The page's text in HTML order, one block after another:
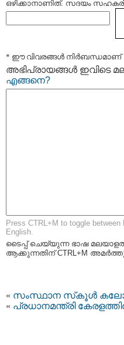
ഒഴിക്കാനാണിത്. സദയം
* ഈ വിവരങ്ങള്‍ നിര്‍ബന്ധമാണ്
അഭിപ്രായങ്ങള്‍ ഇവിടെ
എങ്ങനെ?
Press CTRL+M to toggle between
English.
ടൈപ്പ്‌ ചെയ്യുന്ന ഭാഷ
ആക്കുന്നതിന് CTRL+M
« സംസ്ഥാന സ്‌കൂൾ
« പ്രധാനമന്ത്രി